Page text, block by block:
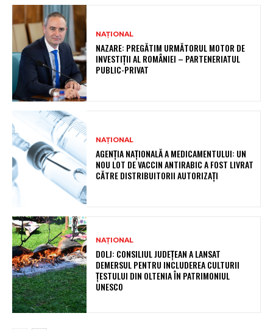
NAȚIONAL
NAZARE: PREGĂTIM URMĂTORUL MOTOR DE
INVESTIȚII AL ROMÂNIEI – PARTENERIATUL
PUBLIC-PRIVAT
NAȚIONAL
AGENȚIA NAȚIONALĂ A MEDICAMENTULUI: UN
NOU LOT DE VACCIN ANTIRABIC A FOST LIVRAT
CĂTRE DISTRIBUITORII AUTORIZAȚI
NAȚIONAL
DOLJ: CONSILIUL JUDEȚEAN A LANSAT
DEMERSUL PENTRU INCLUDEREA CULTURII
ȚESTULUI DIN OLTENIA ÎN PATRIMONIUL
UNESCO